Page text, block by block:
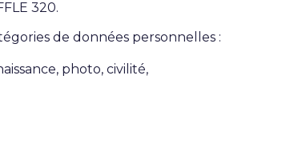
320.
de données personnelles :
photo, civilité,